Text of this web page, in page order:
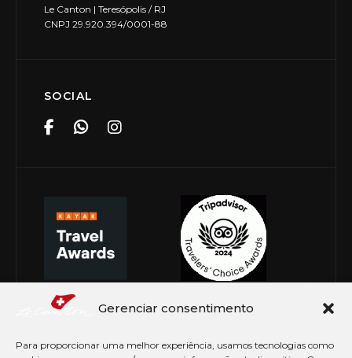
Gerenciar consentimento
Para proporcionar uma melhor experiência, usamos tecnologias como
Le Canton | Teresópolis / RJ
CNPJ 29.920.394/0001-88
SOCIAL